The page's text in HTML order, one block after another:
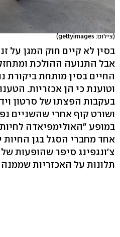
(צילום: gettyimages)
בסין לא קיים חוק המגן על
אבל התנועה ההולכת
החיים בסין מותחת ביקורת
בעקבות הפצתו של סרטון
ושורט קוף אחרי שהשניים
במופע "האולימפיאדה
אחד מחברי הסגל בגן החיות
צ'ונגפינג סיפר שהופעות
תלונות על האכזריות